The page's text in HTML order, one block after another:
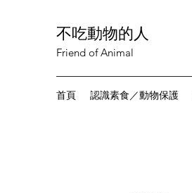
不吃動物的人
Friend of Animal
首頁 認識素食／動物保護